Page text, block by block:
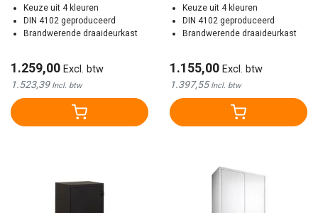
Keuze uit 4 kleuren
DIN 4102 geproduceerd
Brandwerende draaideurkast
1.259,00 Excl. btw
1.523,39 Incl. btw
Keuze uit 4 kleuren
DIN 4102 geproduceerd
Brandwerende draaideurkast
1.155,00 Excl. btw
1.397,55Incl. btw